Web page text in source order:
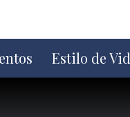
Estilo de